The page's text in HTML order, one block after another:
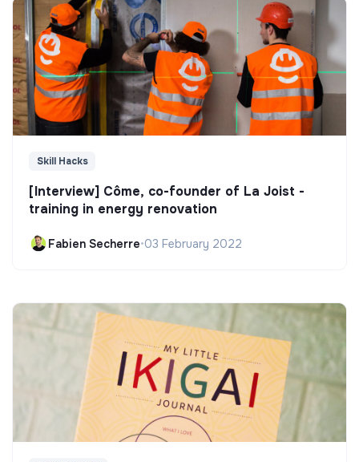
Skill Hacks
[Interview] Côme, co-founder of La Joist -
training in energy renovation
Fabien Secherre•03 February 2022